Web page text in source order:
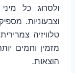
ולסרוג כל
וצבעוניות.
טלוויזיה
מזמין וחמים
הוצאות.